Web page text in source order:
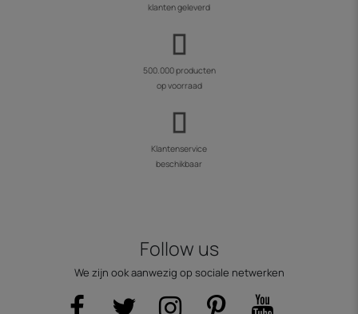
klanten geleverd
500.000 producten
op voorraad
Klantenservice
beschikbaar
Follow us
We zijn ook aanwezig op sociale netwerken